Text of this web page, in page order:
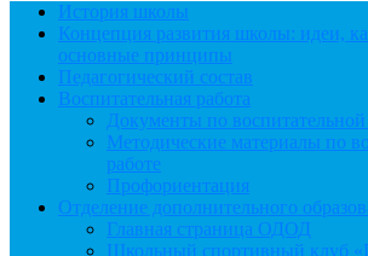
История школы
Концепция развития школы: идеи,
основные принципы
Педагогический состав
Воспитательная работа
Документы по воспитательной
Методические материалы по
работе
Профориентация
Отделение дополнительного
Главная страница ОДОД
Школьный спортивный клуб